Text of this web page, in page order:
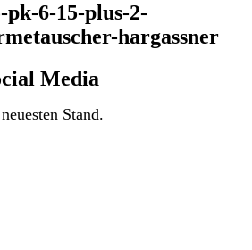
pk-6-15-plus-2-
hargassner
Media
Stand.